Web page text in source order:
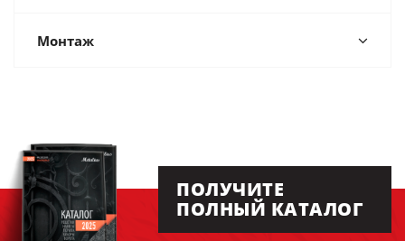
Монтаж
ПОЛУЧИТЕ
ПОЛНЫЙ КАТАЛОГ